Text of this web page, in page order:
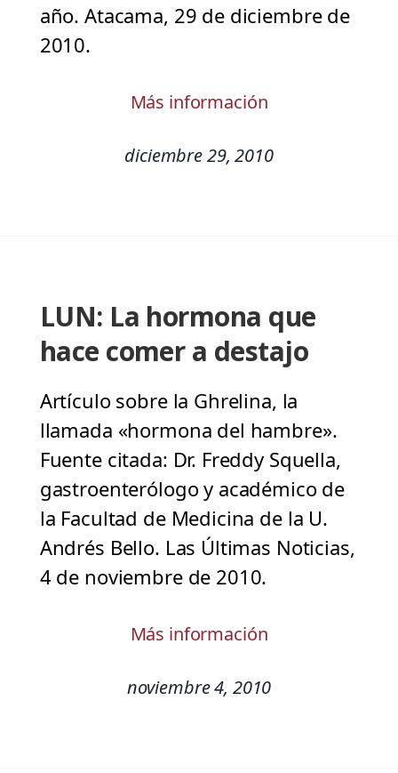
año. Atacama, 29 de diciembre de
2010.
Más información
diciembre 29, 2010
LUN: La hormona que
hace comer a destajo
Artículo sobre la Ghrelina, la
llamada «hormona del hambre».
Fuente citada: Dr. Freddy Squella,
gastroenterólogo y académico de
la Facultad de Medicina de la U.
Andrés Bello. Las Últimas Noticias,
4 de noviembre de 2010.
Más información
noviembre 4, 2010